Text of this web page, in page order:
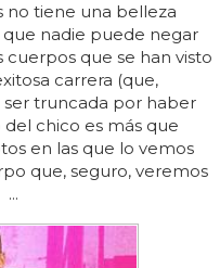
no tiene una belleza
nadie puede negar
que se han visto
carrera (que,
truncada por haber
chico es más que
en las que lo vemos
que, seguro, veremos